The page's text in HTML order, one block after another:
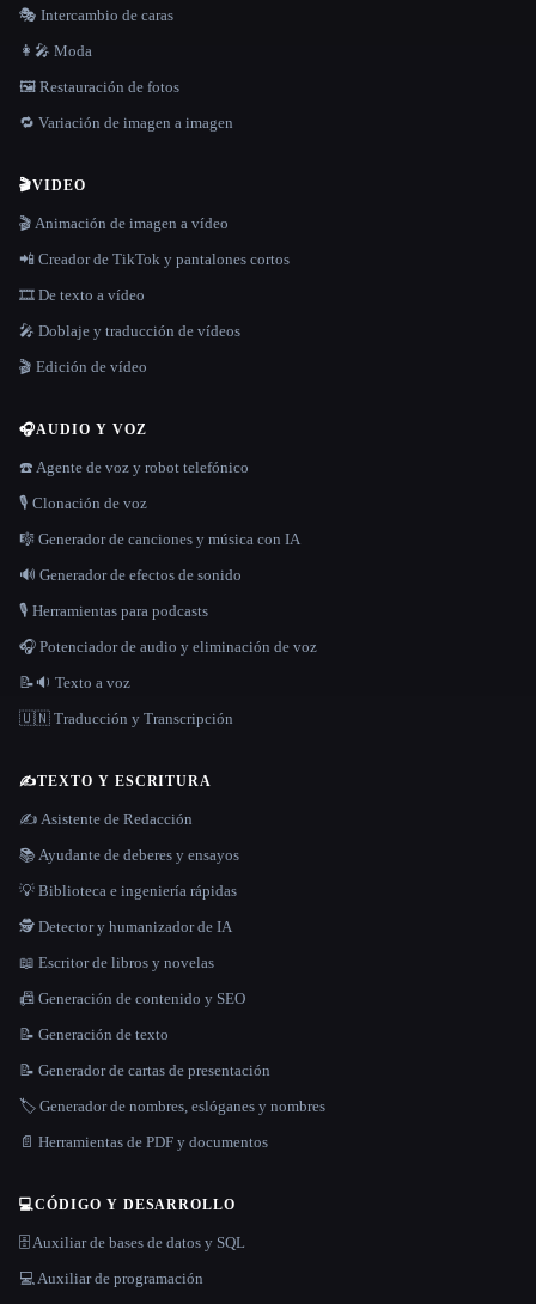
🎭 Intercambio de caras
👩‍🎤 Moda
🖼️ Restauración de fotos
🔁 Variación de imagen a imagen
🎬VIDEO
🎬 Animación de imagen a vídeo
📲 Creador de TikTok y pantalones cortos
🎞️ De texto a vídeo
🎤 Doblaje y traducción de vídeos
🎬 Edición de vídeo
🎧AUDIO Y VOZ
☎️ Agente de voz y robot telefónico
🎙️ Clonación de voz
🎼 Generador de canciones y música con IA
🔊 Generador de efectos de sonido
🎙️ Herramientas para podcasts
🎧 Potenciador de audio y eliminación de voz
📝🔉 Texto a voz
🇺🇳 Traducción y Transcripción
✍️TEXTO Y ESCRITURA
✍️ Asistente de Redacción
📚 Ayudante de deberes y ensayos
💡 Biblioteca e ingeniería rápidas
🕵️ Detector y humanizador de IA
📖 Escritor de libros y novelas
📠 Generación de contenido y SEO
📝 Generación de texto
📝 Generador de cartas de presentación
🏷️ Generador de nombres, eslóganes y nombres
📄 Herramientas de PDF y documentos
💻CÓDIGO Y DESARROLLO
🗄️ Auxiliar de bases de datos y SQL
💻 Auxiliar de programación